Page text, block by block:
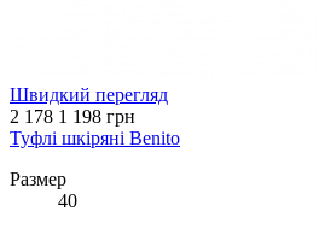
Швидкий перегляд
2 178 1 198 грн
Туфлі шкіряні Benito
Размер
40